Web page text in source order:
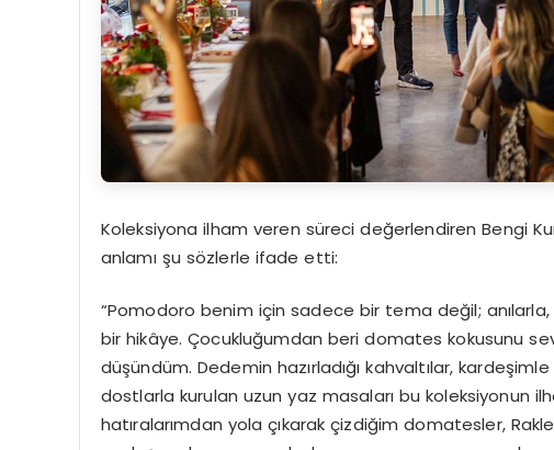
Koleksiyona ilham veren süreci değerlendiren Bengi
anlamı şu sözlerle ifade etti:
“Pomodoro benim için sadece bir tema değil; anılarla,
bir hikâye. Çocukluğumdan beri domates kokusunu
düşündüm. Dedemin hazırladığı kahvaltılar,
dostlarla kurulan uzun yaz masaları bu koleksiyonun
hatıralarımdan yola çıkarak çizdiğim domatesler,